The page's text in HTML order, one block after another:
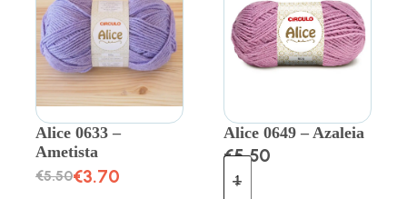
Alice 0633 –
Ametista
€5.50€3.70
Alice 0649 – Azaleia
€5.50